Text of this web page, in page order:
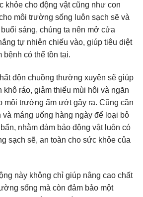
khỏe cho động vật cũng như con
môi trường sống luôn sạch sẽ và
sáng, chúng ta nên mở cửa
tự nhiên chiếu vào, giúp tiêu diệt
bệnh có thể tồn tại.
độn chuồng thường xuyên sẽ giúp
khô ráo, giảm thiểu mùi hôi và ngăn
môi trường ẩm ướt gây ra. Cũng cần
máng uống hàng ngày để loại bỏ
nhằm đảm bảo động vật luôn có
sạch sẽ, an toàn cho sức khỏe của
này không chỉ giúp nâng cao chất
sống mà còn đảm bảo một